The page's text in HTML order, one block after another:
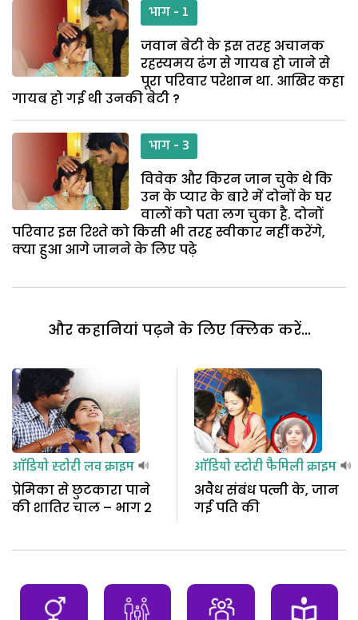
भाग - 1
जवान बेटी के इस तरह अचानक
रहस्यमय ढंग से गायब हो जाने से
पूरा परिवार परेशान था. आखिर कहा
गायब हो गई थी उनकी बेटी ?
भाग - 3
विवेक और किरन जान चुके थे कि
उन के प्यार के बारे में दोनों के घर
वालों को पता लग चुका है. दोनों
परिवार इस रिश्ते को किसी भी तरह स्वीकार नहीं करेंगे,
क्या हुआ आगे जानने के लिए पढ़े
और कहानियां पढ़ने के लिए क्लिक करें...
ऑडियो स्टोरीलव क्राइम
प्रेमिका से छुटकारा पाने
की शातिर चाल – भाग 2
ऑडियो स्टोरीफैमिली क्राइम
अवैध संबंध पत्नी के, जान
गई पति की